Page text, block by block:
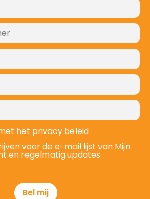
het privacy beleid
voor de e-mail lijst van Mijn
en regelmatig updates
Bel mij